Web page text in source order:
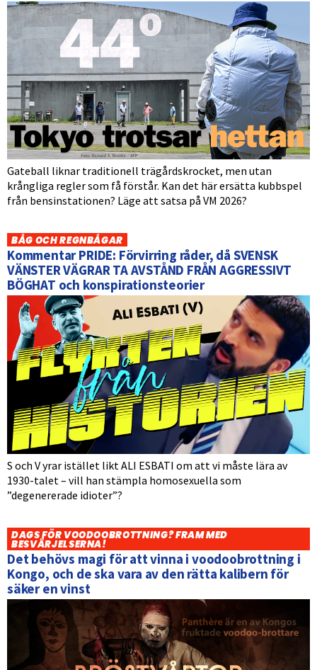
Gateball liknar traditionell trägårdskrocket, men utan
krångliga regler som få förstår. Kan det här ersätta kubbspel
från bensinstationen? Läge att satsa på VM 2026?
BÅG OCH REGNBÅGAR
Kommentar PRIDE: Förvirring råder, då SVENSK
VÄNSTER VÄGRAR TA AVSTÅND FRÅN AGGRESSIVT
BÖGHAT och konspirationsteorier
S och V yrar istället likt ALI ESBATI om att vi måste lära av
1930-talet – vill han stämpla homosexuella som
”degenererade idioter”?
DAGS FÖR VOODOOBROTTNING? FRAM MED
BESVÄRJELSERNA!
Det behövs magi för att vinna i voodoobrottning i
Kongo, och de ska vara av den rätta kalibern för
säker en vinst